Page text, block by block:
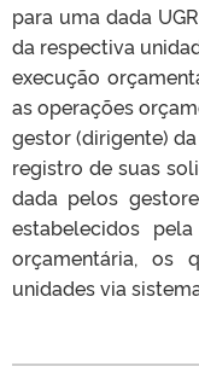
para uma dada
da respectiva
execução
as operações
gestor (dirigente)
registro de suas
dada pelos
estabelecidos
orçamentária, os
unidades via